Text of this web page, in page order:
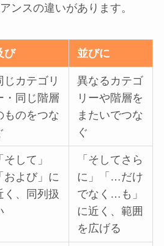
ンスの違いがあります。
び 並びに
じカテゴリ
・同じ階層
ものをつな
異なるカテゴ
リーや階層を
またいでつな
ぐ
「そして」
「および」に
く、同列扱
「そしてさら
に」「…だけ
でなく…も」
に近く、範囲
を広げる